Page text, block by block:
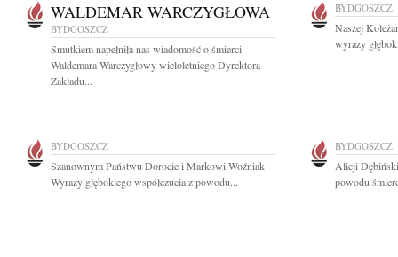
WALDEMAR WARCZYGŁOWA
BYDGOSZCZ
Smutkiem napełniła nas wiadomość o śmierci
Waldemara Warczygłowy wieloletniego Dyrektora
Zakładu...
BYDGOSZCZ
Naszej
wyrazy
BYDGOSZCZ
Szanownym Państwu Dorocie i Markowi Woźniak
Wyrazy głębokiego współczucia z powodu...
BYDGOSZCZ
Alicji
powodu